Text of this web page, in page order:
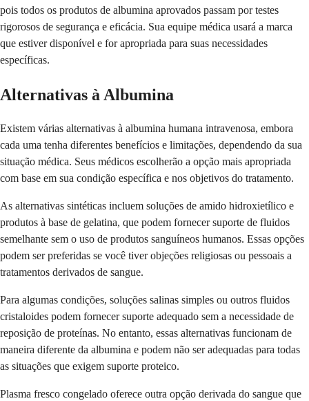
pois todos os produtos de albumina aprovados passam por testes
rigorosos de segurança e eficácia. Sua equipe médica usará a marca
que estiver disponível e for apropriada para suas necessidades
específicas.
Alternativas à Albumina
Existem várias alternativas à albumina humana intravenosa, embora
cada uma tenha diferentes benefícios e limitações, dependendo da sua
situação médica. Seus médicos escolherão a opção mais apropriada
com base em sua condição específica e nos objetivos do tratamento.
As alternativas sintéticas incluem soluções de amido hidroxietílico e
produtos à base de gelatina, que podem fornecer suporte de fluidos
semelhante sem o uso de produtos sanguíneos humanos. Essas opções
podem ser preferidas se você tiver objeções religiosas ou pessoais a
tratamentos derivados de sangue.
Para algumas condições, soluções salinas simples ou outros fluidos
cristaloides podem fornecer suporte adequado sem a necessidade de
reposição de proteínas. No entanto, essas alternativas funcionam de
maneira diferente da albumina e podem não ser adequadas para todas
as situações que exigem suporte proteico.
Plasma fresco congelado oferece outra opção derivada do sangue que